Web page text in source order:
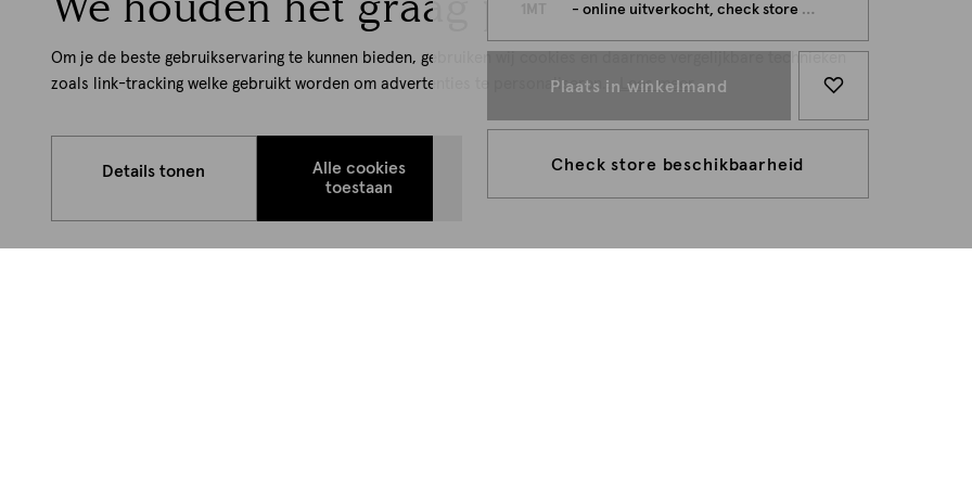
Om je de beste gebruikservaring te kunnen bieden, gebruiken wij cookies en daarmee vergelijkbare technieken
zoals link-tracking welke gebruikt worden om advertenties te personaliseren... Lees meer
Details tonen
Alle cookies
toestaan
- online uitverkocht, check store beschikbaarheid
Plaats in winkelmand
Check store beschikbaarheid